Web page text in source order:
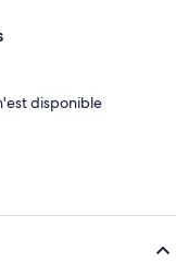
disponible